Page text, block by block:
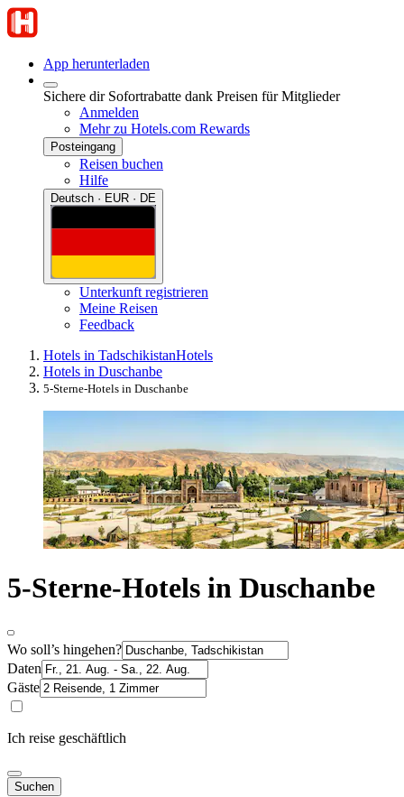
App herunterladen
Sichere dir Sofortrabatte dank Preisen für Mitglieder
Anmelden
Mehr zu Hotels.com Rewards
Posteingang
Reisen buchen
Hilfe
Deutsch · EUR · DE
Unterkunft registrieren
Meine Reisen
Feedback
Hotels in TadschikistanHotels
Hotels in Duschanbe
5-Sterne-Hotels in Duschanbe
5-Sterne-Hotels in Duschanbe
Wo soll’s hingehen?
Daten
Gäste
Ich reise geschäftlich
Suchen